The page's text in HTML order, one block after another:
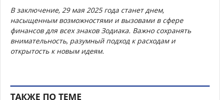
В заключение, 29 мая 2025 года станет днем,
насыщенным возможностями и вызовами в сфере
финансов для всех знаков Зодиака. Важно сохранять
внимательность, разумный подход к расходам и
открытость к новым идеям.
ТАКЖЕ ПО ТЕМЕ